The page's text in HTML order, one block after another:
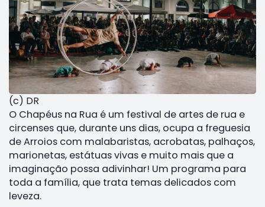
O Chapéus na Rua é um festival de artes de rua e
circenses que, durante uns dias, ocupa a freguesia
de Arroios com malabaristas, acrobatas, palhaços,
marionetas, estátuas vivas e muito mais que a
imaginação possa adivinhar! Um programa para
toda a família, que trata temas delicados com
leveza.
(c) DR